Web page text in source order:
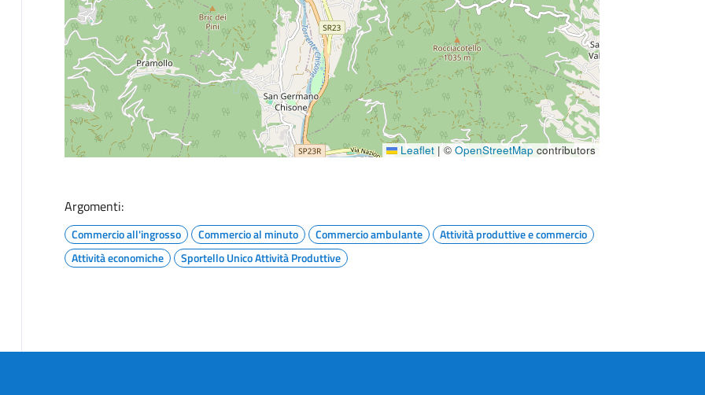
Leaflet | © OpenStreetMap contributors
Argomenti:
Commercio all'ingrosso Commercio al minuto Commercio ambulante
Attività produttive e commercio
Attività economiche
Sportello Unico Attività Produttive